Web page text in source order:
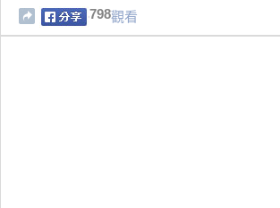
798觀看